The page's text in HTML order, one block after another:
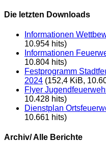
Die letzten Downloads
Informationen
10.954 hits)
Informationen
10.804 hits)
Festprogramm
2024 (152,4 KiB,
Flyer
10.428 hits)
Dienstplan
10.661 hits)
Archiv/ Alle Berichte